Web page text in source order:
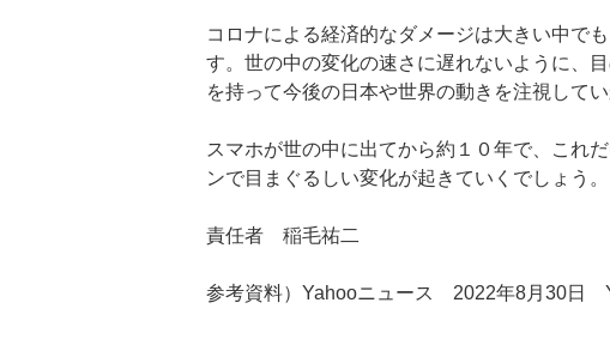
コロナによる経済的なダメージは大きい中で
す。世の中の変化の速さに遅れないように、
を持って今後の日本や世界の動きを注視して
スマホが世の中に出てから約１０年で、これ
ンで目まぐるしい変化が起きていくでしょう。
責任者 稲毛祐二
参考資料）Yahooニュース 2022年8月30日